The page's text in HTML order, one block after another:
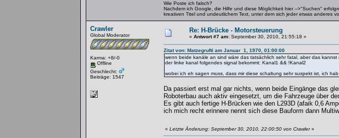
Wie Poste ich falsch?
Nachdem ich Google, die Hilfe und diese Möglichkeit hier -->"Suchen"
kreativen Titel und undeutlichem Text, unter dem sich jeder etwas anderes
Crawler
Global Moderator
Karma: +8/-0
Offline
Geschlecht:
Beiträge: 1547
Re: H-Brücke - Motorsteuerung
« Antwort #7 am: September 30, 2010, 21:55:18 »
Zitat von: Matzegrufti am Januar 1, 1970, 01:00:00
wenn beide kanäle an sind wäre das tatsächlich sehr fatal, aber das
der linke kanal folgendes signal bekommt: Kanal1 && !Kanal2
wobei ich eh sagen muss, dass mir diese schaltung sehr suspekt ist, ich
Da passiert erst mal gar nichts, wenn beide Eingänge das
Roboterbau auch aktiv eingesetzt, um die Fahrzeuge über
Es gibt auch fertige H-Brücken wie den L293D (afaik 0,6
ich mich recht erinnere nennt sich diese Bauform dann
« Letzte Änderung: September 30, 2010, 22:00:50 von Crawler»